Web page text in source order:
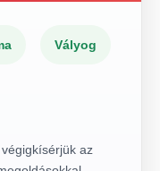
Vályog
az